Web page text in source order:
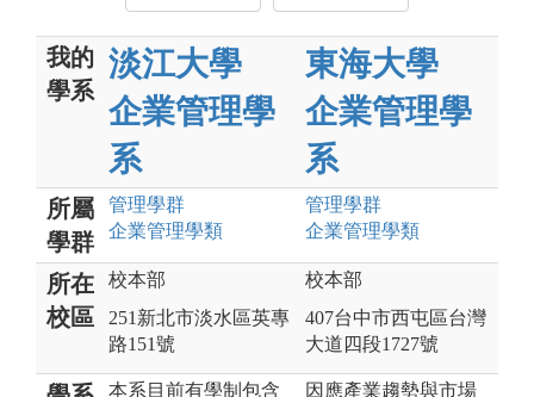
我的
學系
淡江大學
企業管理學
系
東海大學
企業管理學
系
所屬
學群
管理學群
企業管理學類
管理學群
企業管理學類
所在
校區
校本部
251新北市淡水區英專
路151號
校本部
407台中市西屯區台灣
大道四段1727號
本系目前有學制包含
因應產業趨勢與市場